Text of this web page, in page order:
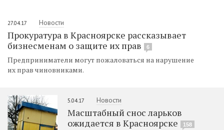
27.04.17 Новости
Прокуратура в Красноярске рассказывает
бизнесменам о защите их прав
6
Предприниматели могут пожаловаться на нарушение
их прав чиновниками.
5.04.17 Новости
Масштабный снос ларьков
ожидается в Красноярске
158